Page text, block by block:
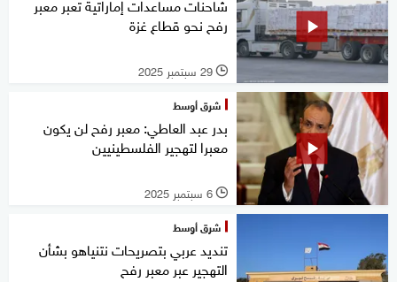
رفح نحو قطاع غزة
l 29 سبتمبر 2025
شرق أوسط
بدر عبد العاطي: معبر رفح لن يكون
معبرا لتهجير الفلسطينيين
l 6 سبتمبر 2025
شرق أوسط
تنديد عربي بتصريحات نتنياهو بشأن
التهجير عبر معبر رفح